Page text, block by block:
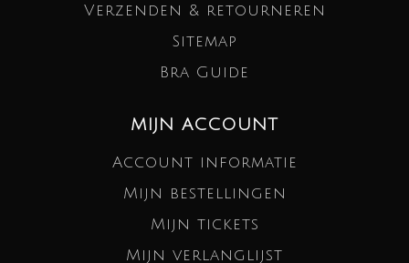
Verzenden & retourneren
Sitemap
Bra Guide
MIJN ACCOUNT
Account informatie
Mijn bestellingen
Mijn tickets
Mijn verlanglijst